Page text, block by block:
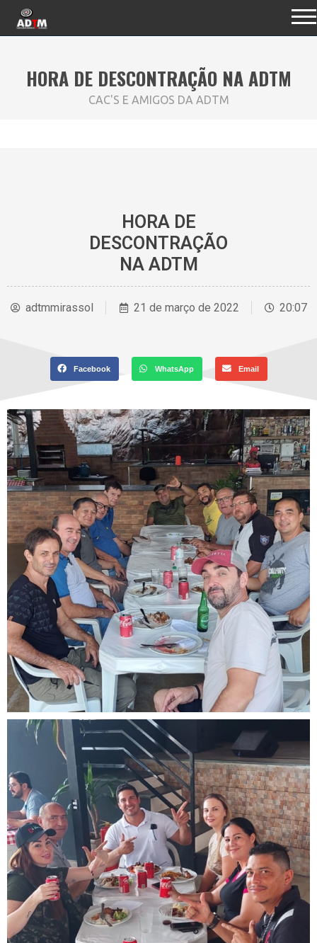
HORA DE DESCONTRAÇÃO NA ADTM
CAC'S E AMIGOS DA ADTM
HORA DE
DESCONTRAÇÃO
NA ADTM
adtmmirassol 21 de março de 2022 20:07
Facebook WhatsApp Email